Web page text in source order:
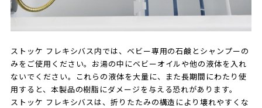
ストッケ フレキシバス内では、ベビー専用の石鹸とシャンプーの
みをご使用ください。お湯の中にベビーオイルや他の液体を入れ
ないでください。これらの液体を大量に、また長期間にわたり使
用すると、本製品の樹脂にダメージを与える恐れがあります。
ストッケ フレキシバスは、折りたたみの構造により壊れやすくな